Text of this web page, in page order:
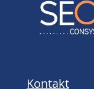
Kontakt